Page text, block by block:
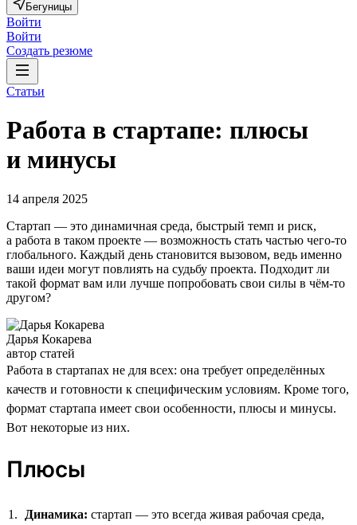
Бегуницы
Войти
Войти
Создать резюме
Статьи
Работа в стартапе: плюсы
и минусы
14 апреля 2025
Стартап — это динамичная среда, быстрый темп и риск,
а работа в таком проекте — возможность стать частью чего-то
глобального. Каждый день становится вызовом, ведь именно
ваши идеи могут повлиять на судьбу проекта. Подходит ли
такой формат вам или лучше попробовать свои силы в чём-то
другом?
Дарья Кокарева
автор статей
Работа в стартапах не для всех: она требует определённых
качеств и готовности к специфическим условиям. Кроме того,
формат стартапа имеет свои особенности, плюсы и минусы.
Вот некоторые из них.
Плюсы
Динамика: стартап — это всегда живая рабочая среда,